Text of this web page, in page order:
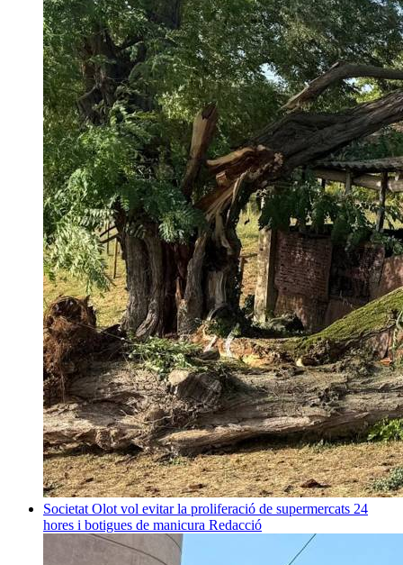
Societat Olot vol evitar la proliferació de supermercats 24
hores i botigues de manicura Redacció